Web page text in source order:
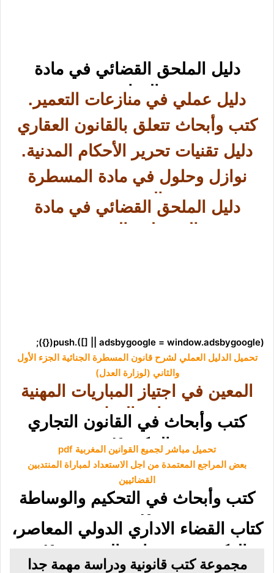
دليل الملحق القضائي في مادة
العقار.
دليل عملي في منازعات التعمير.
كتب وأبحاث تتعلق بالقانون العقاري
دليل تقنيات تحرير الأحكام المدنية.
نوازل وحلول في مادة المسطرة
المدنية.
دليل الملحق القضائي في مادة
المسطرة المدنية.
(adsbygoogle = window.adsbygoogle || []).push({});
تحميل الدليل العملي لشرح قانون المسطرة الجنائية الجزء الأول
والثاني (لوزارة العدل)
المعين في اجتياز المباريات المهنية
بوزارة العدل.
كتب وأبحاث في القانون التجاري
والبنكي pdf
تحميل مباشر لجميع القوانين المغربية pdf
بعض المراجع المعتمدة من اجل الاستعداد لمباراة المنتدبين
القضائيين
كتب وأبحاث في التحكيم والوساطة
pdf
كتاب القضاء الاداري الدولي المعاصر،
الدكتور محمد ثامر السعدون pdf
مجموعة كتب قانونية ودراسة مهمة جدا